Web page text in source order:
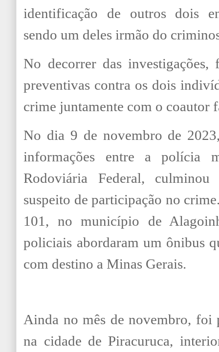
identificação de outros dois
sendo um deles irmão do
No decorrer das investigações,
preventivas contra os dois
crime juntamente com o coautor
No dia 9 de novembro de
informações entre a polícia
Rodoviária Federal,
suspeito de participação no
101, no município de
policiais abordaram um ônibus
com destino a Minas Gerais.
Ainda no mês de novembro, foi
na cidade de Piracuruca,